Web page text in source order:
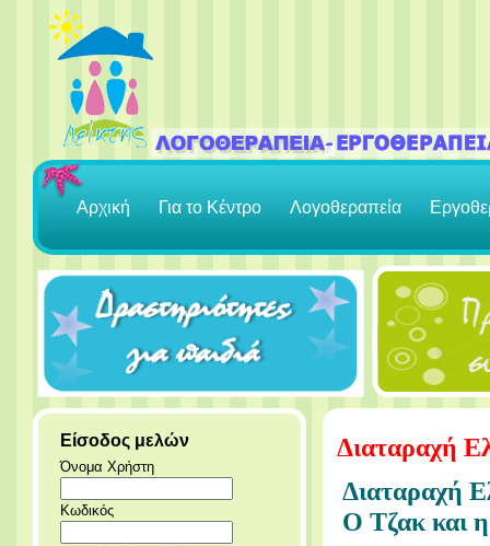
Αρχική Για το Κέντρο Λογοθεραπεία
Είσοδος μελών
Όνομα Χρήστη
Κωδικός
Διαταραχή
Διαταραχή
Ο Τζακ και